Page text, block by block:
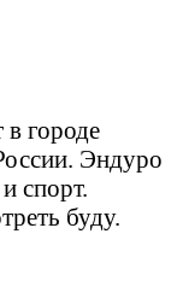
в городе
Эндуро
спорт.
буду.